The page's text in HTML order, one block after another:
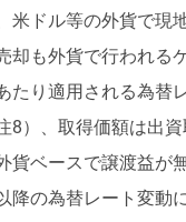
米ドル等の外貨で現
却も外貨で行われる
たり適用される為替
8）、取得価額は出
貨ベースで譲渡益が
降の為替レート変動